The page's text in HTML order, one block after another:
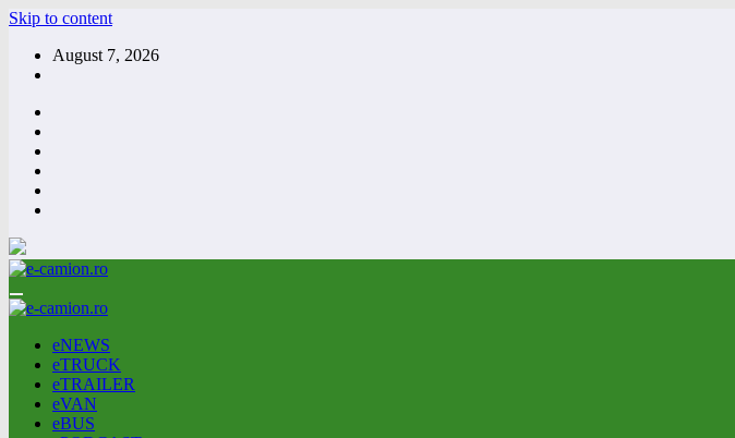
Skip to content
August 7, 2026
eNEWS
eTRUCK
eTRAILER
eVAN
eBUS